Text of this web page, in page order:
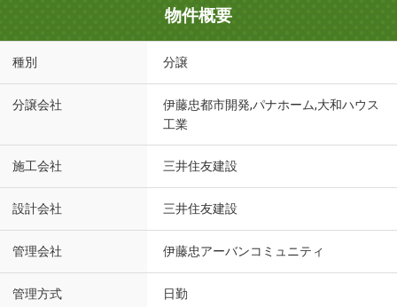
物件概要
種別 分譲
分譲会社
伊藤忠都市開発,パナホーム,大和ハウス
工業
施工会社 三井住友建設
設計会社 三井住友建設
管理会社 伊藤忠アーバンコミュニティ
管理方式 日勤